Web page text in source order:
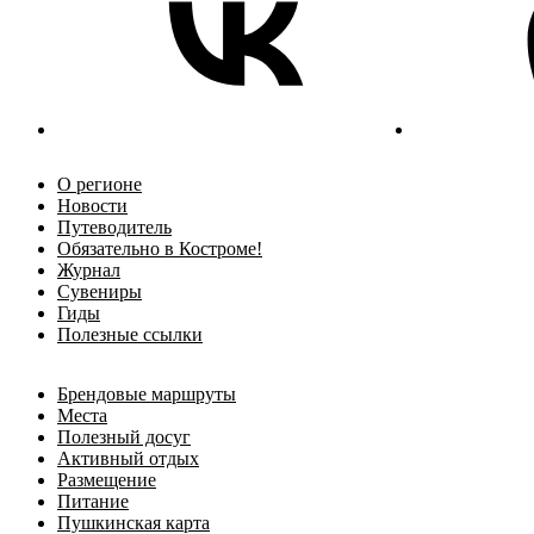
О регионе
Новости
Путеводитель
Обязательно в Костроме!
Журнал
Сувениры
Гиды
Полезные ссылки
Брендовые маршруты
Места
Полезный досуг
Активный отдых
Размещение
Питание
Пушкинская карта